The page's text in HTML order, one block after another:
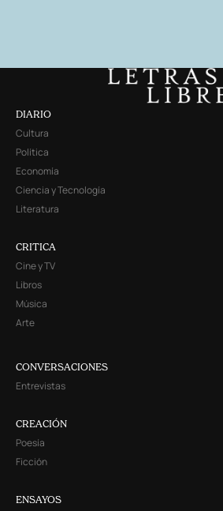
DIARIO
Cultura
Política
Economía
Ciencia y Tecnología
Literatura
CRITICA
Cine y TV
Libros
Música
Arte
CONVERSACIONES
Entrevistas
CREACIÓN
Poesía
Ficción
ENSAYOS